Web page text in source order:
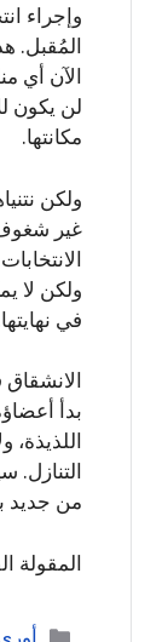
وإجراء
المُقبل.
الآن أي
لن يكون
مكانتها.
ولكن
غير
ولكن لا
في
الانشقاق
بدأ
التنازل.
من جديد
المقولة